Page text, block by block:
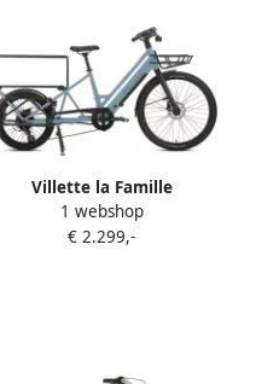
Villette la Famille
elektrische longtail
transportfiets 10 Ah blauw
1 webshop
€ 2.299,-